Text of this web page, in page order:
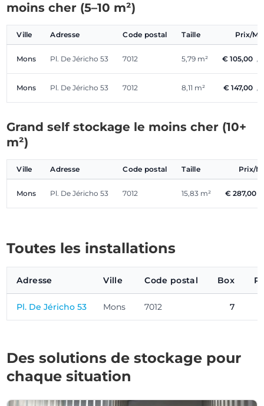
moins cher (5–10 m²)
Ville Adresse Code postal Taille Prix/
Mons Pl. De Jéricho 53 7012 5,79 m² € 105,00 /
Mons Pl. De Jéricho 53 7012 8,11 m² € 147,00 /
Grand self stockage le moins cher (10+
m²)
Ville Adresse Code postal Taille Prix/
Mons Pl. De Jéricho 53 7012 15,83 m² € 287,00
Toutes les installations
Adresse Ville Code postal Box
Pl. De Jéricho 53 Mons 7012 7
Des solutions de stockage pour
chaque situation